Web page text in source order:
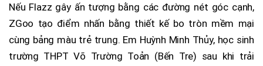
Nếu Flazz gây ấn tượng bằng các đường nét góc cạnh,
ZGoo tạo điểm nhấn bằng thiết kế bo tròn mềm mại
cùng bảng màu trẻ trung. Em Huỳnh Minh Thủy, học sinh
trường THPT Võ Trường Toản (Bến Tre) sau khi trải